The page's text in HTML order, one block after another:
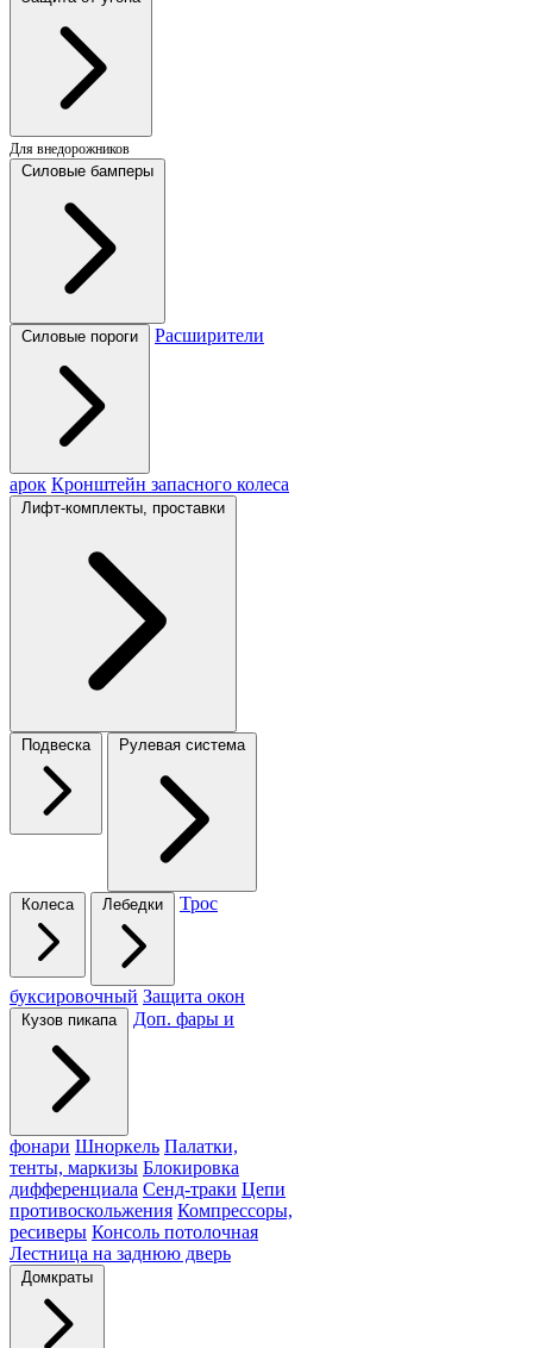
Для внедорожников
Силовые бамперы
Силовые пороги Расширители
арок Кронштейн запасного колеса
Лифт-комплекты, проставки
Подвеска Рулевая система
Колеса Лебедки Трос
буксировочный Защита окон
Кузов пикапа Доп. фары и
фонари Шноркель Палатки,
тенты, маркизы Блокировка
дифференциала Сенд-траки Цепи
противоскольжения Компрессоры,
ресиверы Консоль потолочная
Лестница на заднюю дверь
Домкраты